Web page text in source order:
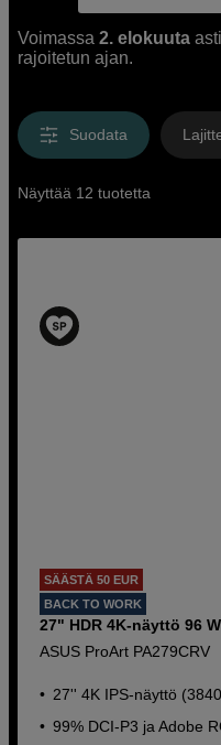
Voimassa2. elokuuta
rajoitetun ajan.
Suodata
Näyttää 12 tuotetta
SÄÄSTÄ 50 EUR
BACK TO WORK
27" HDR 4K-näyttö 96
ASUS ProArt PA279CRV
27'' 4K IPS-näyttö
99% DCI-P3 ja Adobe